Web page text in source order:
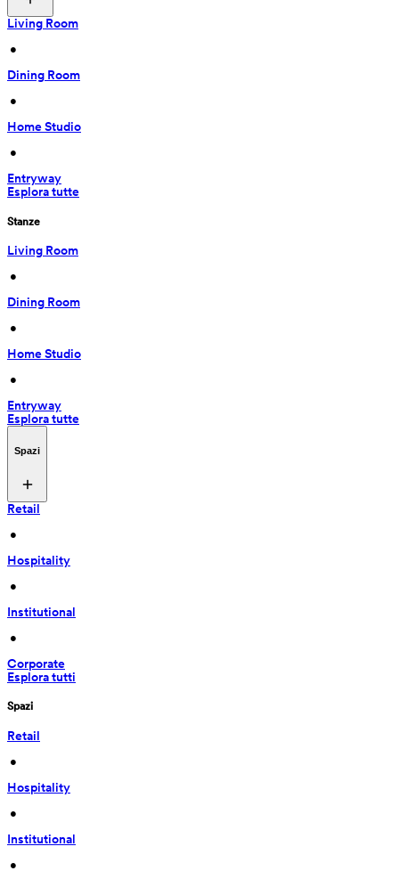
Living Room
•
Dining Room
•
Home Studio
•
Entryway
Esplora tutte
Stanze
Living Room
•
Dining Room
•
Home Studio
•
Entryway
Esplora tutte
Spazi
Retail
•
Hospitality
•
Institutional
•
Corporate
Esplora tutti
Spazi
Retail
•
Hospitality
•
Institutional
•